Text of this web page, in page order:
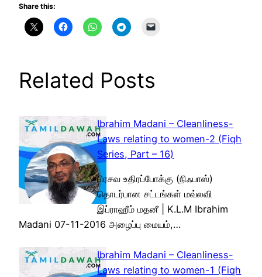
Share this:
Related Posts
Ibrahim Madani – Cleanliness-
Laws relating to women-2 (Fiqh
Series, Part – 16)
பிரசவ உதிரப்போக்கு (நிஃபாஸ்)
தொடர்பான சட்டங்கள் மவ்லவி
இப்ராஹீம் மதனீ | K.L.M Ibrahim
Madani 07-11-2016 அழைப்பு மையம்,…
Ibrahim Madani – Cleanliness-
Laws relating to women-1 (Fiqh